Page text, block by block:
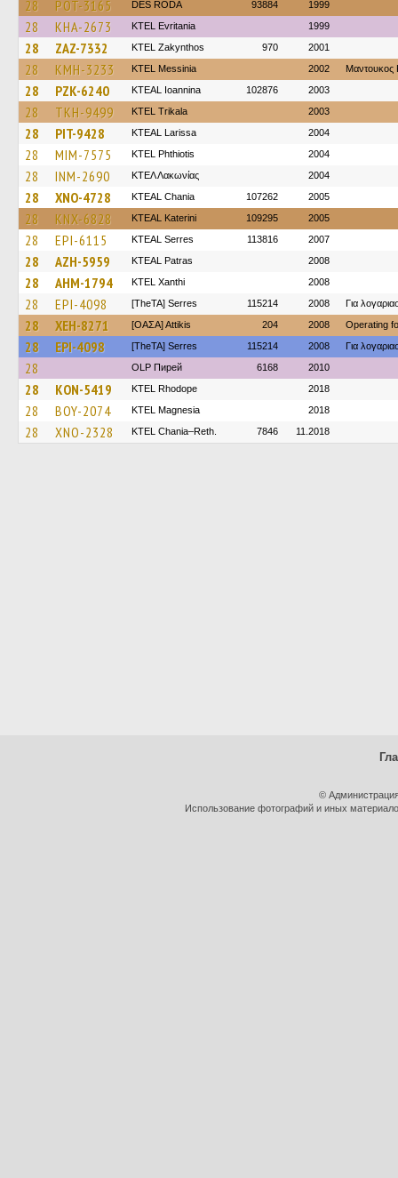
28 POT-3165 DES RODA 93884 1999
28 KHA-2673 ΚΤΕL Evritania 1999
28 ZAZ-7332 KTEL Zakynthos 970 2001
28 KMH-3233 KTEL Messinia 2002 Μαντουκος
28 PZK-6240 KTEAL Ioannina 102876 2003
28 TKH-9499 ΚΤΕL Τrikala 2003
28 PIT-9428 KTEAL Larissa 2004
28 MIM-7575 ΚΤΕL Phthiotis 2004
28 INM-2690 ΚΤΕΛ Λακωνίας 2004
28 XNO-4728 KTEAL Chania 107262 2005
28 KNX-6828 KTEAL Katerini 109295 2005
28 EPI-6115 KTEAL Serres 113816 2007
28 AZH-5959 KTEAL Patras 2008
28 AHM-1794 KTEL Xanthi 2008
28 EPI-4098 [TheTA] Serres 115214 2008 Για
28 XEH-8271 [ΟΑΣΑ] Αttikis 204 2008 Operating
28 EPI-4098 [TheTA] Serres 115214 2008 Για
28 OLP Пирей 6168 2010
28 KON-5419 KTEL Rhodope 2018
28 BOY-2074 ΚΤΕL Magnesia 2018
28 XNO-2328 KTEL Chania–Reth. 7846 11.2018
©
Использование фотографий и иных